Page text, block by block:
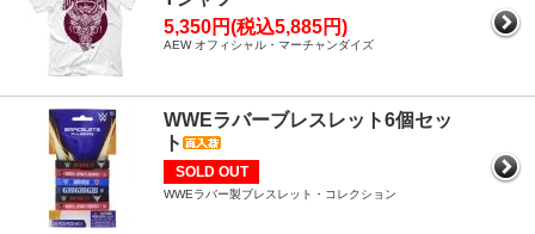
5,350円(税込5,885円)
AEW オフィシャル・マーチャンダイズ
WWEラバーブレスレット6個セッ
ト
SOLD OUT
WWEラバー製ブレスレット・コレクション